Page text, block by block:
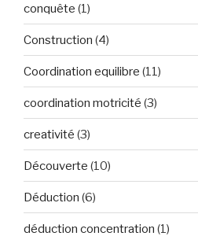
conquête (1)
Construction (4)
Coordination equilibre (11)
coordination motricité (3)
creativité (3)
Découverte (10)
Déduction (6)
déduction concentration (1)